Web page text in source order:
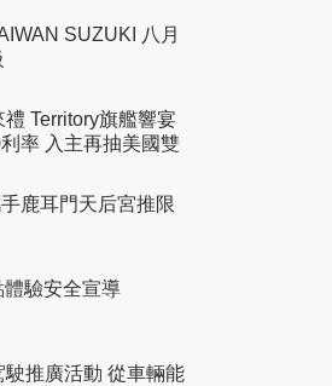
SUZUKI 八月
禮 Territory旗艦響宴
率 入主再抽美國雙
鹿耳門天后宮推限
驗安全宣導
駛推廣活動 從車輛能